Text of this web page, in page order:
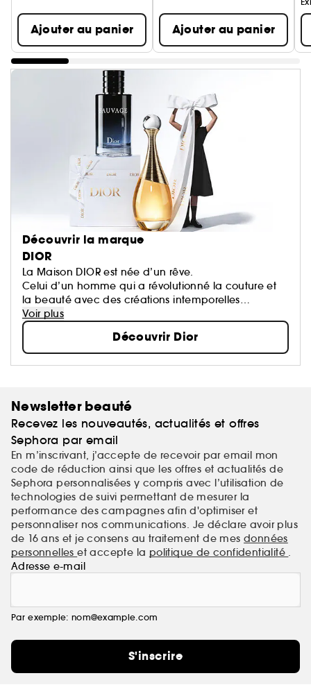
Ajouter au panier Ajouter au panier
Découvrir la marque
DIOR
La Maison DIOR est née d’un rêve.
Celui d’un homme qui a révolutionné la couture et
la beauté avec des créations intemporelles
devenues des icônes.
Chaque création de la Maison porte une part de
son rêve qui oeuvre pour un monde plus beau et
plus heureux.
Voir plus
Découvrir Dior
Newsletter beauté
Recevez les nouveautés, actualités et offres
Sephora par email
En m’inscrivant, j’accepte de recevoir par email mon
code de réduction ainsi que les offres et actualités de
Sephora personnalisées y compris avec l’utilisation de
technologies de suivi permettant de mesurer la
performance des campagnes afin d'optimiser et
personnaliser nos communications. Je déclare avoir plus
de 16 ans et je consens au traitement de mes données
personnelleset accepte la politique de confidentialité .
Adresse e-mail
Par exemple: nom@example.com
S'inscrire